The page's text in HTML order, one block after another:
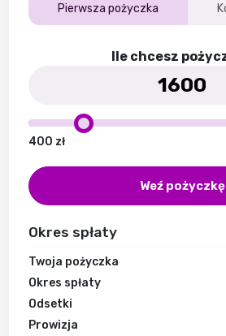
Pierwsza pożyczka
Ile chcesz
400 zł
Weź pożyczkę
Okres spłaty
Twoja pożyczka
Okres spłaty
Odsetki
Prowizja